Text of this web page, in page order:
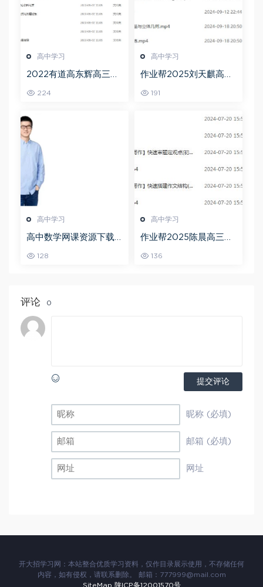
高中学习
2022有道高东辉高三化
频教程+讲义+点睛班
224
高中学习
作业帮2025刘天麒高二
191
高中学习
高中数学网课资源下载
数学秋季班
128
高中学习
作业帮2025陈晨高三语
班
136
评论 0
提交评论
昵称 (必填)
邮箱 (必填)
网址
开大招学习网：本站整合优质学习资料，仅作目录展示使用，不存储任何
内容，如有侵权，请联系删除。 邮箱：777999@mail.com
SiteMap 陕ICP备12001570号